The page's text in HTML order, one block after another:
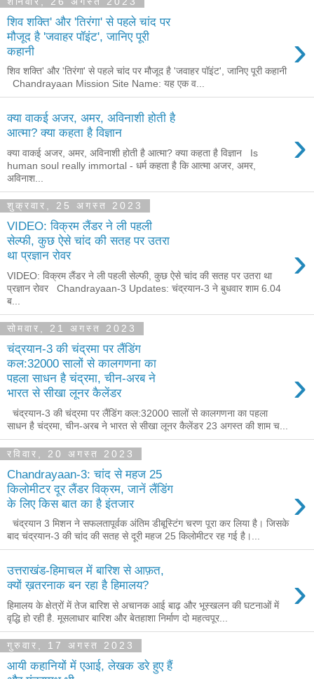
शिव शक्ति' और 'तिरंगा' से पहले चांद पर
मौजूद है 'जवाहर पॉइंट', जानिए पूरी
कहानी
›
शिव शक्ति' और 'तिरंगा' से पहले चांद पर मौजूद है 'जवाहर पॉइंट', जानिए पूरी कहानी
Chandrayaan Mission Site Name: यह एक व...
क्‍या वाकई अजर, अमर, अविनाशी होती है
आत्‍मा? क्‍या कहता है विज्ञान
›
क्‍या वाकई अजर, अमर, अविनाशी होती है आत्‍मा? क्‍या कहता है विज्ञान Is
human soul really immortal - धर्म कहता है कि आत्‍मा अजर, अमर,
अविनाश...
शुक्रवार, 25 अगस्त 2023
VIDEO: विक्रम लैंडर ने ली पहली
सेल्फी, कुछ ऐसे चांद की सतह पर उतरा
था प्रज्ञान रोवर
›
VIDEO: विक्रम लैंडर ने ली पहली सेल्फी, कुछ ऐसे चांद की सतह पर उतरा था
प्रज्ञान रोवर Chandrayaan-3 Updates: चंद्रयान-3 ने बुधवार शाम 6.04
ब...
सोमवार, 21 अगस्त 2023
चंद्रयान-3 की चंद्रमा पर लैंडिंग
कल:32000 सालों से कालगणना का
पहला साधन है चंद्रमा, चीन-अरब ने
भारत से सीखा लूनर कैलेंडर
›
चंद्रयान-3 की चंद्रमा पर लैंडिंग कल:32000 सालों से कालगणना का पहला
साधन है चंद्रमा, चीन-अरब ने भारत से सीखा लूनर कैलेंडर 23 अगस्त की शाम च...
रविवार, 20 अगस्त 2023
Chandrayaan-3: चांद से महज 25
किलोमीटर दूर लैंडर विक्रम, जानें लैंडिंग
के लिए किस बात का है इंतजार
›
चंद्रयान 3 मिशन ने सफलतापूर्वक अंतिम डीबूस्टिंग चरण पूरा कर लिया है। जिसके
बाद चंद्रयान-3 की चांद की सतह से दूरी महज 25 किलोमीटर रह गई है।...
उत्तराखंड-हिमाचल में बारिश से आफ़त,
क्यों ख़तरनाक बन रहा है हिमालय?
›
हिमालय के क्षेत्रों में तेज बारिश से अचानक आई बाढ़ और भूस्खलन की घटनाओं में
वृद्धि हो रही है. मूसलाधार बारिश और बेतहाशा निर्माण दो महत्वपूर...
गुरुवार, 17 अगस्त 2023
आयी कहानियों में एआई, लेखक डरे हुए हैं